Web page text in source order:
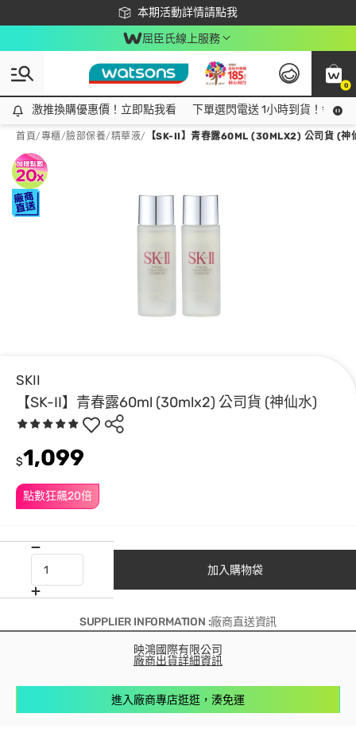
本期活動詳情請點我
下載app最高回饋$350
屈臣氏線上服務
0
激推換購優惠價！立即點我看
激推換購優惠價！立即點我看 下單選閃電送 1小時到貨！領神
首頁/專櫃/臉部保養/精華液/ 【SK-II】青春露60ML (30MLX2) 公司貨 (神
SKII
【SK-II】青春露60ml (30mlx2) 公司貨 (神仙水)
點數狂飆20倍
$1,099
加入購物袋
SUPPLIER INFORMATION :廠商直送資訊
映鴻國際有限公司
廠商出貨詳細資訊
進入廠商專店逛逛，湊免運